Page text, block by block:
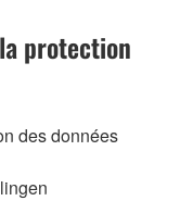
protection
des données